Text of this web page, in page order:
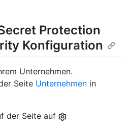
Protection
Konfiguration
Unternehmen.
Seite Unternehmen in
der Seite auf